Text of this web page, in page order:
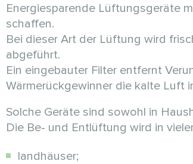
Energiesparende Lüftungsgeräte
schaffen.
Bei dieser Art der Lüftung wird
abgeführt.
Ein eingebauter Filter entfernt
Wärmerückgewinner die kalte Luft
Solche Geräte sind sowohl in
Die Be- und Entlüftung wird in
landhäuser;